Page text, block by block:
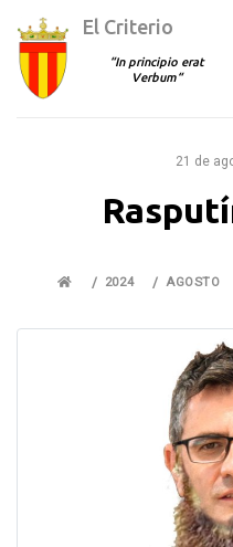
El Criterio
In principio erat
Verbum
21 de
2024 AGOSTO